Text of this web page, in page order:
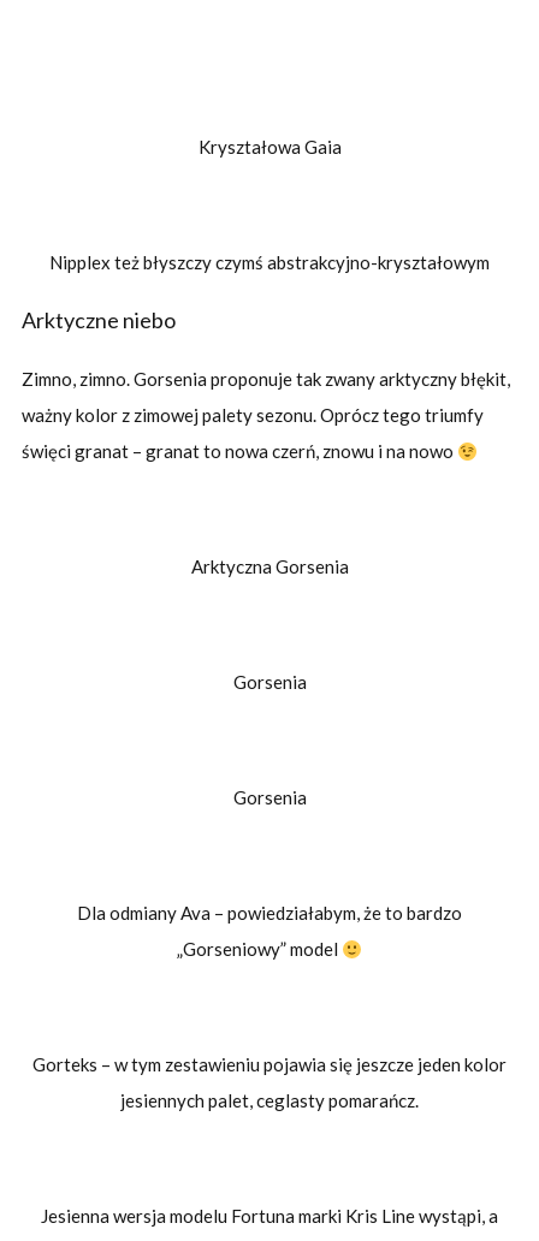
Kryształowa Gaia
Nipplex też błyszczy czymś abstrakcyjno-kryształowym
Arktyczne niebo
Zimno, zimno. Gorsenia proponuje tak zwany arktyczny błękit,
ważny kolor z zimowej palety sezonu. Oprócz tego triumfy
święci granat – granat to nowa czerń, znowu i na nowo
Arktyczna Gorsenia
Gorsenia
Gorsenia
Dla odmiany Ava – powiedziałabym, że to bardzo
„Gorseniowy” model
Gorteks – w tym zestawieniu pojawia się jeszcze jeden kolor
jesiennych palet, ceglasty pomarańcz.
Jesienna wersja modelu Fortuna marki Kris Line wystąpi, a